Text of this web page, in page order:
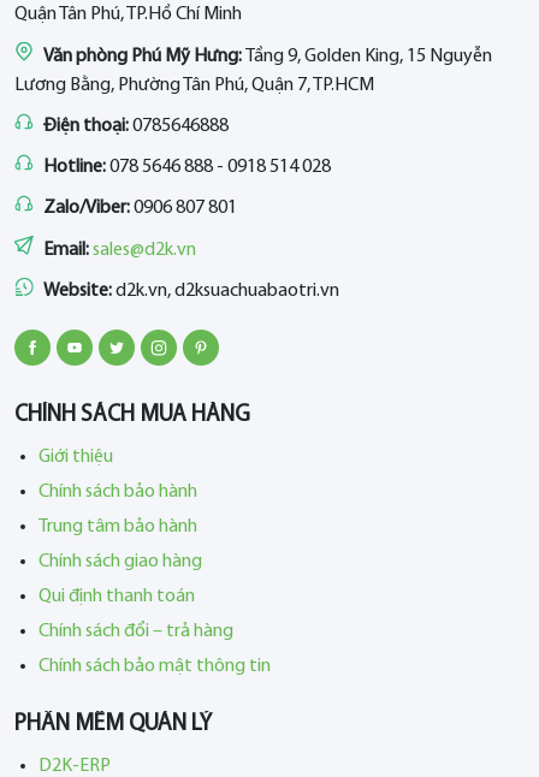
Quận Tân Phú, TP.Hồ Chí Minh
Văn phòng Phú Mỹ Hưng:Tầng 9, Golden King, 15 Nguyễn
Lương Bằng, Phường Tân Phú, Quận 7, TP.HCM
Điện thoại:0785646888
Hotline:078 5646 888 - 0918 514 028
Zalo/Viber:0906 807 801
Email:sales@d2k.vn
Website:d2k.vn, d2ksuachuabaotri.vn
CHÍNH SÁCH MUA HÀNG
Giới thiệu
Chính sách bảo hành
Trung tâm bảo hành
Chính sách giao hàng
Qui định thanh toán
Chính sách đổi – trả hàng
Chính sách bảo mật thông tin
PHẦN MỀM QUẢN LÝ
D2K-ERP